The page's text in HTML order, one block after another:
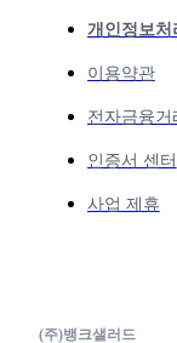
개인정보처
이용약관
전자금융거
인증서 센터
사업 제휴
(주)뱅크샐러드